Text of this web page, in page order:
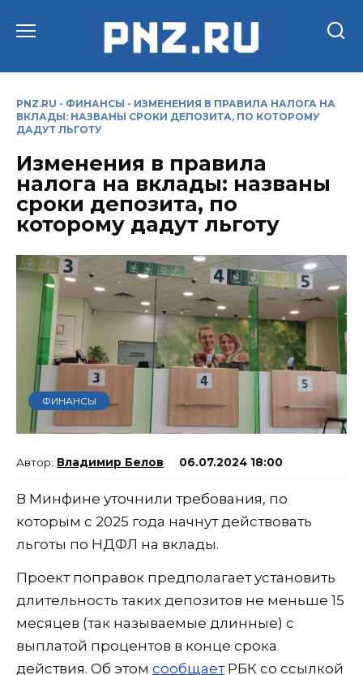
PNZ.RU - ФИНАНСЫ - ИЗМЕНЕНИЯ В ПРАВИЛА НАЛОГА НА
ВКЛАДЫ: НАЗВАНЫ СРОКИ ДЕПОЗИТА, ПО КОТОРОМУ
ДАДУТ ЛЬГОТУ
Изменения в правила
налога на вклады: названы
сроки депозита, по
которому дадут льготу
ФИНАНСЫ
Владимир Белов 06.07.2024 18:00
В Минфине уточнили требования, по
которым с 2025 года начнут действовать
льготы по НДФЛ на вклады.
Проект поправок предполагает установить
длительность таких депозитов не меньше 15
месяцев (так называемые длинные) с
выплатой процентов в конце срока
действия. Об этом сообщаетРБК со ссылкой